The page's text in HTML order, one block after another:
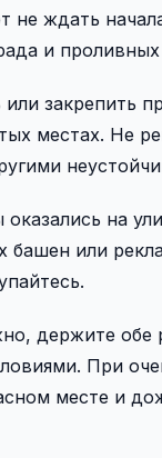
ждать
и
закрепить
местах. Не
на
башен или
держите
При
месте и